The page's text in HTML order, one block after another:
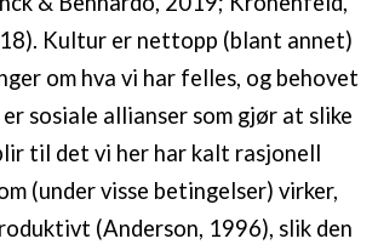
Kultur er nettopp (blant annet)
om hva vi har felles, og behovet
sosiale allianser som gjør at slike
til det vi her har kalt rasjonell
(under visse betingelser) virker,
(Anderson, 1996), slik den